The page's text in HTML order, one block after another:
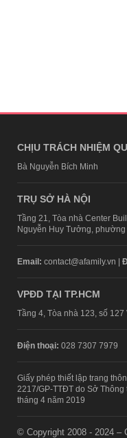
CHỊU TRÁCH NHIỆM
Bà Nguyễn Bích Minh
TRỤ SỞ HÀ NỘI
Tầng 21, Tòa nhà Center
Nguyễn Huy Tưởng,
Email: contact@afamily.vn |
VPĐD TẠI TP.HCM
Tầng 4, Tòa nhà 123, số
Điện thoại: 028 7307 7979
Giấy phép thiết lập trang
2217/GP-TTĐT do Sở
tháng 4 năm 2019
© Copyright 2008 - 2024 –